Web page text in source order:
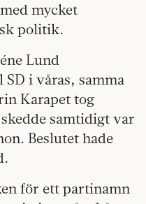
mycket
politik.
Lund
i våras, samma
Karapet tog
samtidigt var
Beslutet hade
för ett partinamn